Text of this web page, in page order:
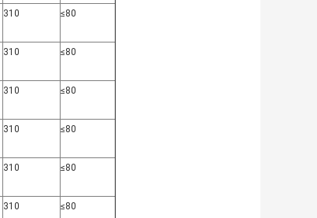
310 ≤80
310 ≤80
310 ≤80
310 ≤80
310 ≤80
310 ≤80